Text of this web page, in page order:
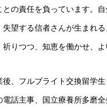
の責任を負っています。
望する信者さんが生まれ
りつつ、知恵を働かせ、
、フルブライト交換留学
話主事、国立療養所多磨